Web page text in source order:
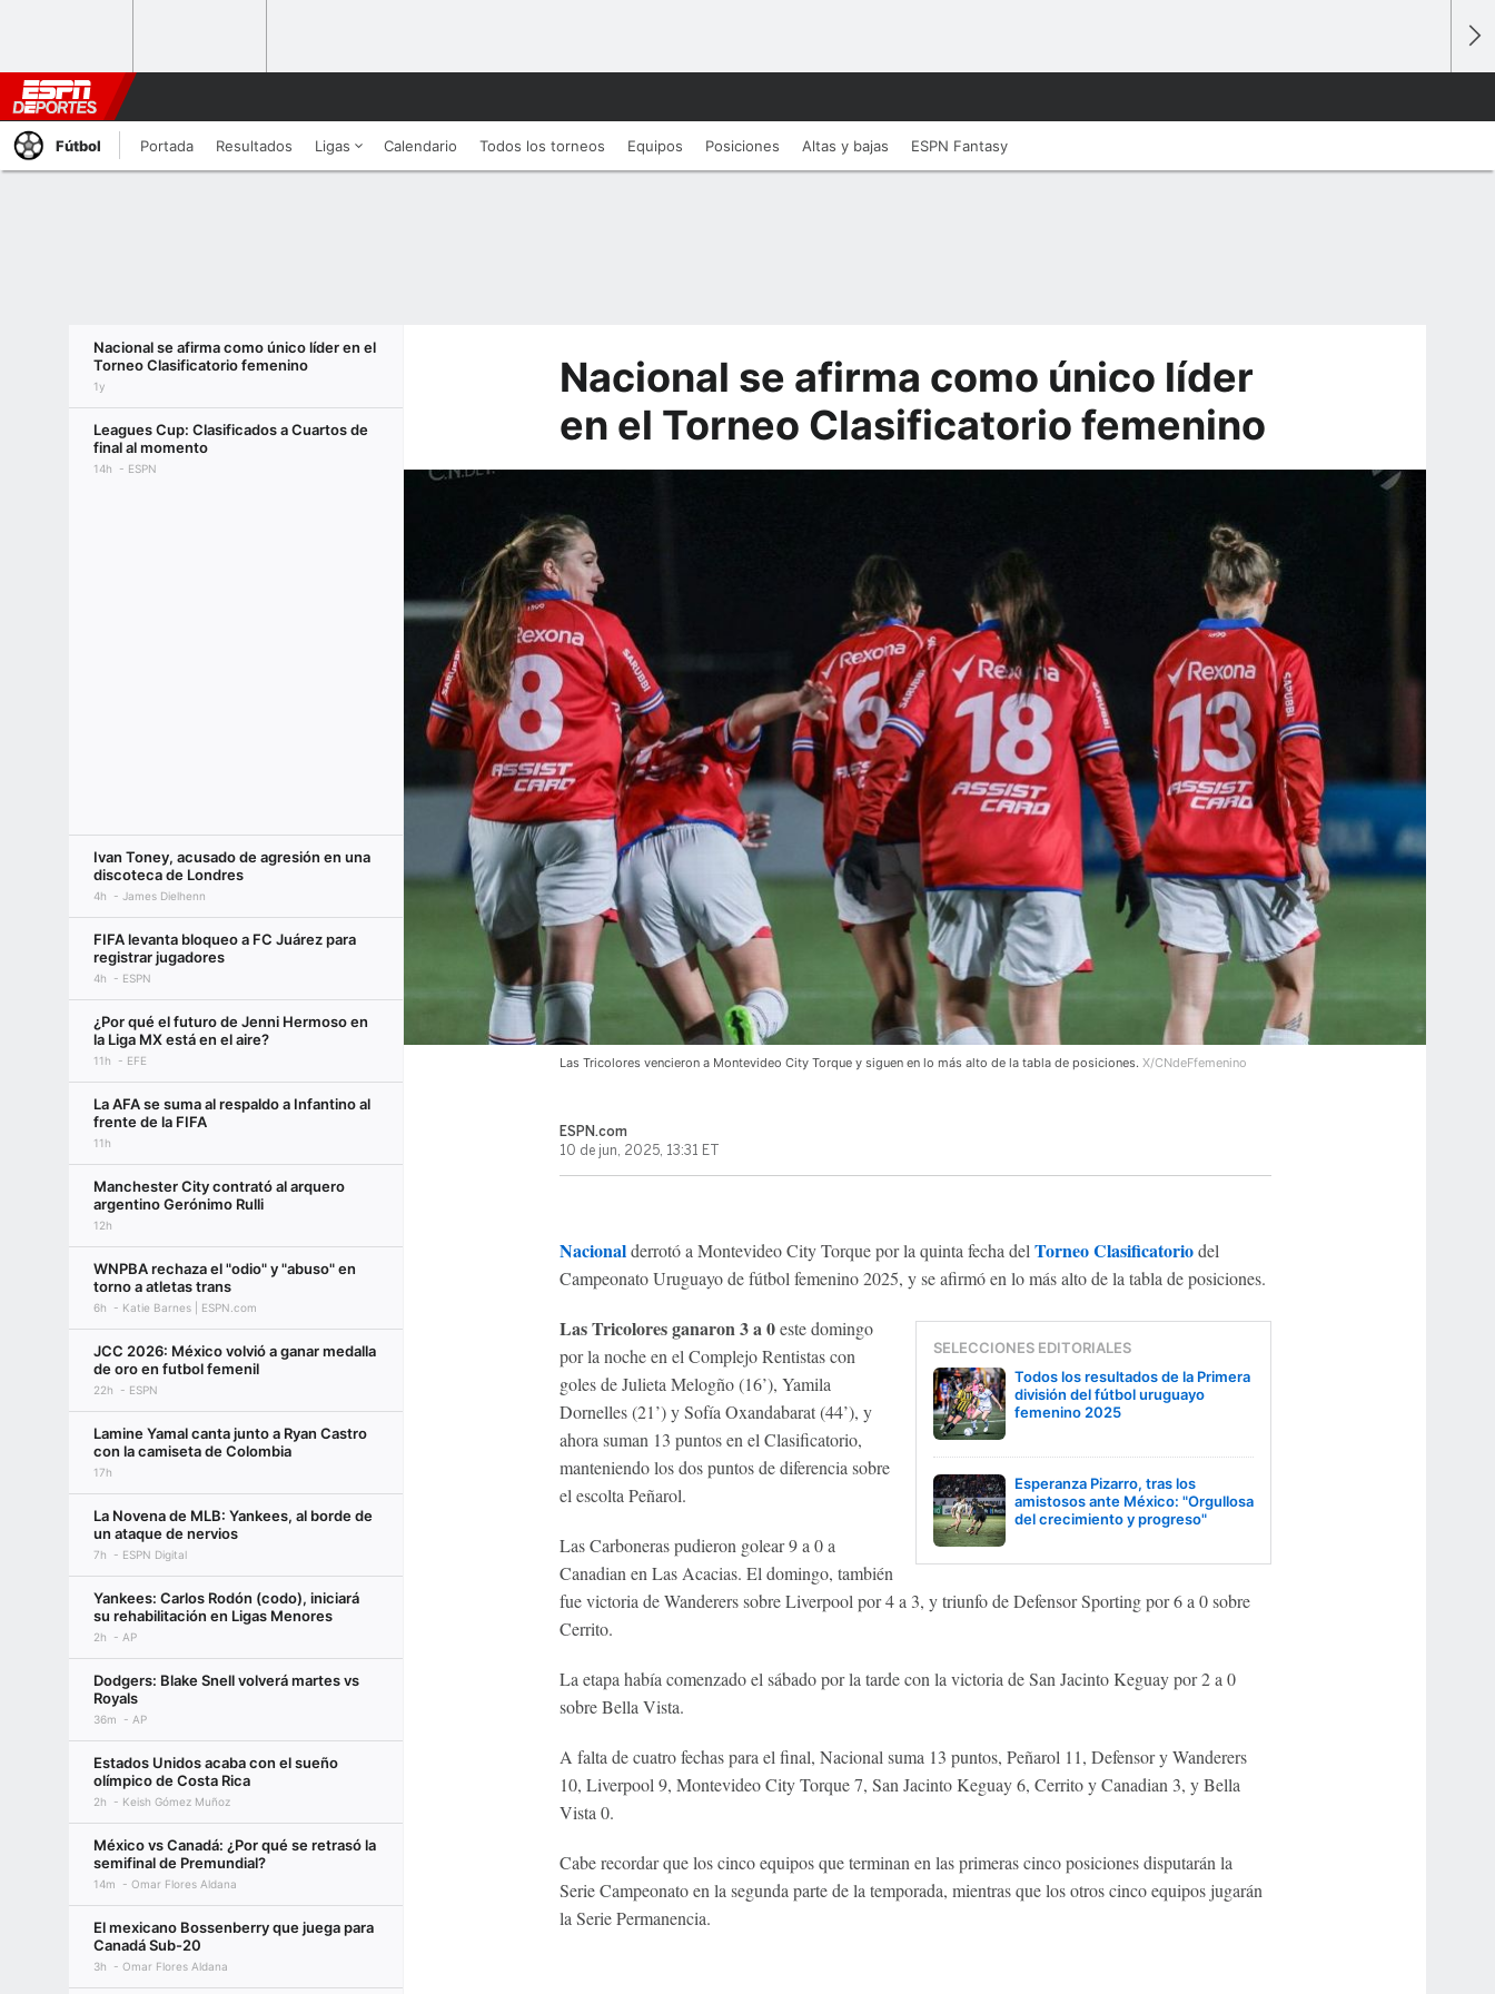
Fútbol Portada Resultados Ligas Calendario Todos los torneos Equipos Posiciones Altas y bajas ESPN Fantasy
Nacional se afirma como único líder en el
Torneo Clasificatorio femenino
1y
Leagues Cup: Clasificados a Cuartos de
final al momento
14h ESPN
Ivan Toney, acusado de agresión en una
discoteca de Londres
4h James Dielhenn
FIFA levanta bloqueo a FC Juárez para
registrar jugadores
4h ESPN
¿Por qué el futuro de Jenni Hermoso en
la Liga MX está en el aire?
11h EFE
La AFA se suma al respaldo a Infantino al
frente de la FIFA
11h
Manchester City contrató al arquero
argentino Gerónimo Rulli
12h
WNPBA rechaza el "odio" y "abuso" en
torno a atletas trans
6h Katie Barnes | ESPN.com
JCC 2026: México volvió a ganar medalla
de oro en futbol femenil
22h ESPN
Lamine Yamal canta junto a Ryan Castro
con la camiseta de Colombia
17h
La Novena de MLB: Yankees, al borde de
un ataque de nervios
7h ESPN Digital
Yankees: Carlos Rodón (codo), iniciará
su rehabilitación en Ligas Menores
2h AP
Dodgers: Blake Snell volverá martes vs
Royals
36m AP
Estados Unidos acaba con el sueño
olímpico de Costa Rica
2h Keish Gómez Muñoz
México vs Canadá: ¿Por qué se retrasó la
semifinal de Premundial?
14m Omar Flores Aldana
El mexicano Bossenberry que juega para
Canadá Sub-20
3h Omar Flores Aldana
Nacional se afirma como único líder
en el Torneo Clasificatorio femenino
Las Tricolores vencieron a Montevideo City Torque y siguen en lo más alto de la tabla de posiciones. X/CNdeFfemenino
ESPN.com
10 de jun, 2025, 13:31 ET
Nacionalderrotó a Montevideo City Torque por la quinta fecha del Torneo Clasificatoriodel
Campeonato Uruguayo de fútbol femenino 2025, y se afirmó en lo más alto de la tabla de posiciones.
SELECCIONES EDITORIALES
Todos los resultados de la Primera
división del fútbol uruguayo
femenino 2025
Esperanza Pizarro, tras los
amistosos ante México: "Orgullosa
del crecimiento y progreso"
Las Tricolores ganaron 3 a 0este domingo
por la noche en el Complejo Rentistas con
goles de Julieta Melogño (16’), Yamila
Dornelles (21’) y Sofía Oxandabarat (44’), y
ahora suman 13 puntos en el Clasificatorio,
manteniendo los dos puntos de diferencia sobre
el escolta Peñarol.
Las Carboneras pudieron golear 9 a 0 a
Canadian en Las Acacias. El domingo, también
fue victoria de Wanderers sobre Liverpool por 4 a 3, y triunfo de Defensor Sporting por 6 a 0 sobre
Cerrito.
La etapa había comenzado el sábado por la tarde con la victoria de San Jacinto Keguay por 2 a 0
sobre Bella Vista.
A falta de cuatro fechas para el final, Nacional suma 13 puntos, Peñarol 11, Defensor y Wanderers
10, Liverpool 9, Montevideo City Torque 7, San Jacinto Keguay 6, Cerrito y Canadian 3, y Bella
Vista 0.
Cabe recordar que los cinco equipos que terminan en las primeras cinco posiciones disputarán la
Serie Campeonato en la segunda parte de la temporada, mientras que los otros cinco equipos jugarán
la Serie Permanencia.